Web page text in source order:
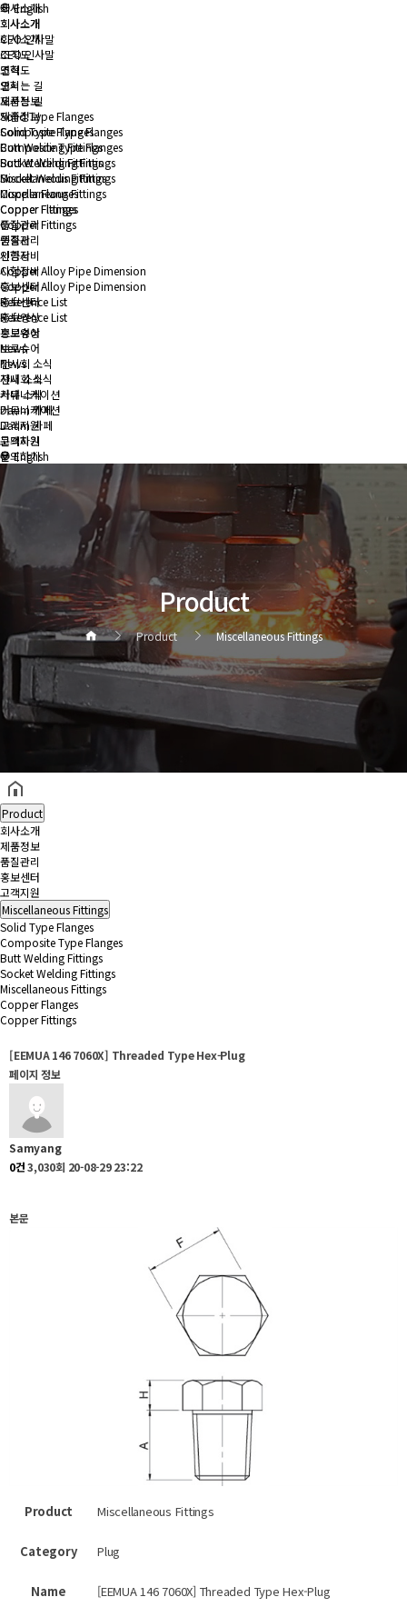
English
회사소개
회사소개
CEO 인사말
조직도
연혁
오시는 길
제품정보
Solid Type Flanges
Composite Type Flanges
Butt Welding Fittings
Socket Welding Fittings
Miscellaneous Fittings
Copper Flanges
Copper Fittings
품질관리
인증서
시험장비
Copper Alloy Pipe Dimension
홍보센터
Reference List
홍보영상
브로슈어
News
전시회 소식
사내 소식
커뮤니케이션
Daum 카페
고객지원
문의하기
회사소개
회사소개
CEO 인사말
조직도
연혁
오시는 길
제품정보
Solid Type Flanges
Composite Type Flanges
Butt Welding Fittings
Socket Welding Fittings
Miscellaneous Fittings
Copper Flanges
Copper Fittings
품질관리
인증서
시험장비
Copper Alloy Pipe Dimension
홍보센터
Reference List
홍보영상
브로슈어
News
전시회 소식
사내 소식
커뮤니케이션
Daum 카페
고객지원
문의하기
English
Product
Product Miscellaneous Fittings
헤더설정
Product
회사소개
제품정보
품질관리
홍보센터
고객지원
Miscellaneous Fittings
Solid Type Flanges
Composite Type Flanges
Butt Welding Fittings
Socket Welding Fittings
Miscellaneous Fittings
Copper Flanges
Copper Fittings
[EEMUA 146 7060X] Threaded Type Hex-Plug
페이지 정보
Samyang
0건3,030회 20-08-29 23:22
본문
Product Miscellaneous Fittings
Category Plug
Name [EEMUA 146 7060X] Threaded Type Hex-Plug